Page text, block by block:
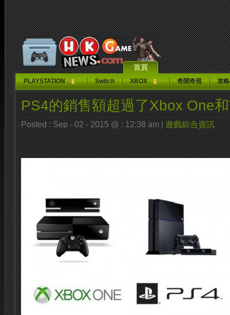
首頁
PLAYSTATION Switch XBOX 奇聞奇視 攻
PS4的銷售額超過了Xbox One
Posted : Sep - 02 - 2015 @ : 12:38 am | 遊戲綜合資訊